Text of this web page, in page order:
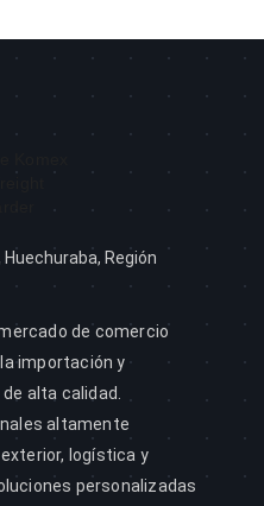
Huechuraba, Región
de comercio
importación y
alta calidad.
altamente
logística y
personalizadas